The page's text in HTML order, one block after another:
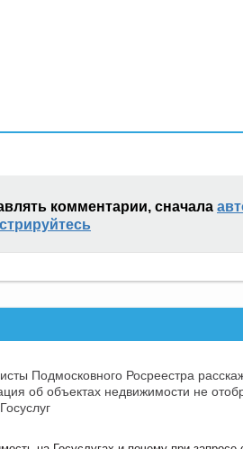
комментарии, сначала
Подмосковного Росреестра
об объектах недвижимости не